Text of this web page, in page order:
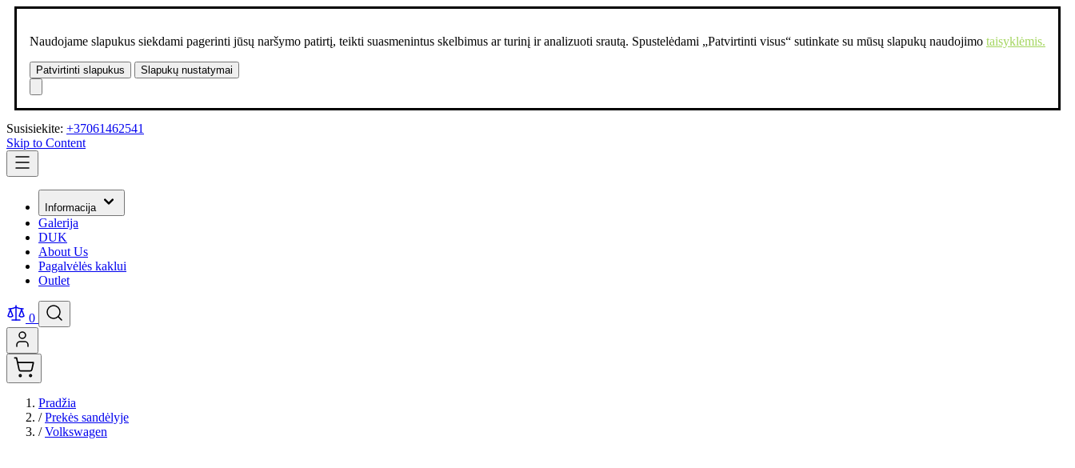
Naudojame slapukus siekdami pagerinti jūsų naršymo patirtį, teikti suasmenintus skelbimus ar turinį ir analizuoti srautą. Spustelėdami „Patvirtinti visus“ sutinkate su mūsų slapukų naudojimo taisyklėmis.
Patvirtinti slapukus Slapukų nustatymai
Susisiekite: +37061462541
Skip to Content
Informacija
Galerija
DUK
About Us
Pagalvėlės kaklui
Outlet
0
Pradžia
/ Prekės sandėlyje
/ Volkswagen